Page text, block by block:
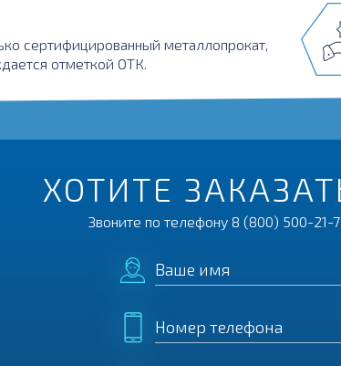
сертифицированный металлопрокат,
отметкой ОТК.
ХОТИТЕ
Звоните по телефону 8 (800) 500-21-
Ваше имя
Номер телефона